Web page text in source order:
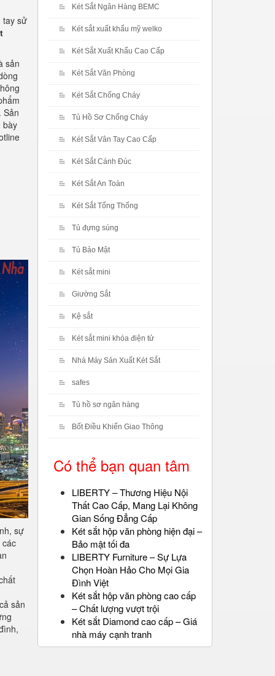
tay sử
sản
Sản
bày
sự
các
sản
Két Sắt Ngân Hàng BEMC
Két sắt xuất khẩu mỹ welko
Két Sắt Xuất Khẩu Cao Cấp
Két Sắt Văn Phòng
Két Sắt Chống Cháy
Tủ Hồ Sơ Chống Cháy
Két Sắt Vân Tay Cao Cấp
Két Sắt Cánh Đúc
Két Sắt An Toàn
Két Sắt Tổng Thống
Tủ đựng súng
Tủ Bảo Mật
Két sắt mini
Giường Sắt
Kệ sắt
Két sắt mini khóa điện tử
Nhà Máy Sản Xuất Két Sắt
safes
Tủ hồ sơ ngân hàng
Bốt Điều Khiển Giao Thông
Có thể bạn quan tâm
LIBERTY – Thương Hiệu Nội
Thất Cao Cấp, Mang Lại Không
Gian Sống Đẳng Cấp
Két sắt hộp văn phòng hiện đại –
Bảo mật tối đa
LIBERTY Furniture – Sự Lựa
Chọn Hoàn Hảo Cho Mọi Gia
Đình Việt
Két sắt hộp văn phòng cao cấp
– Chất lượng vượt trội
Két sắt Diamond cao cấp – Giá
nhà máy cạnh tranh